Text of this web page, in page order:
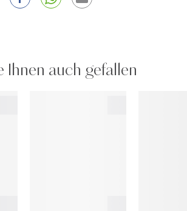
Ihnen auch gefallen